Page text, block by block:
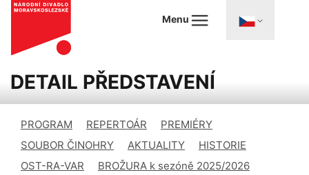
Menu
DETAIL PŘEDSTAVENÍ
PROGRAM REPERTOÁR
PREMIÉRY
SOUBOR ČINOHRY
AKTUALITY
HISTORIE
OST-RA-VAR
BROŽURA k sezóně 2025/2026